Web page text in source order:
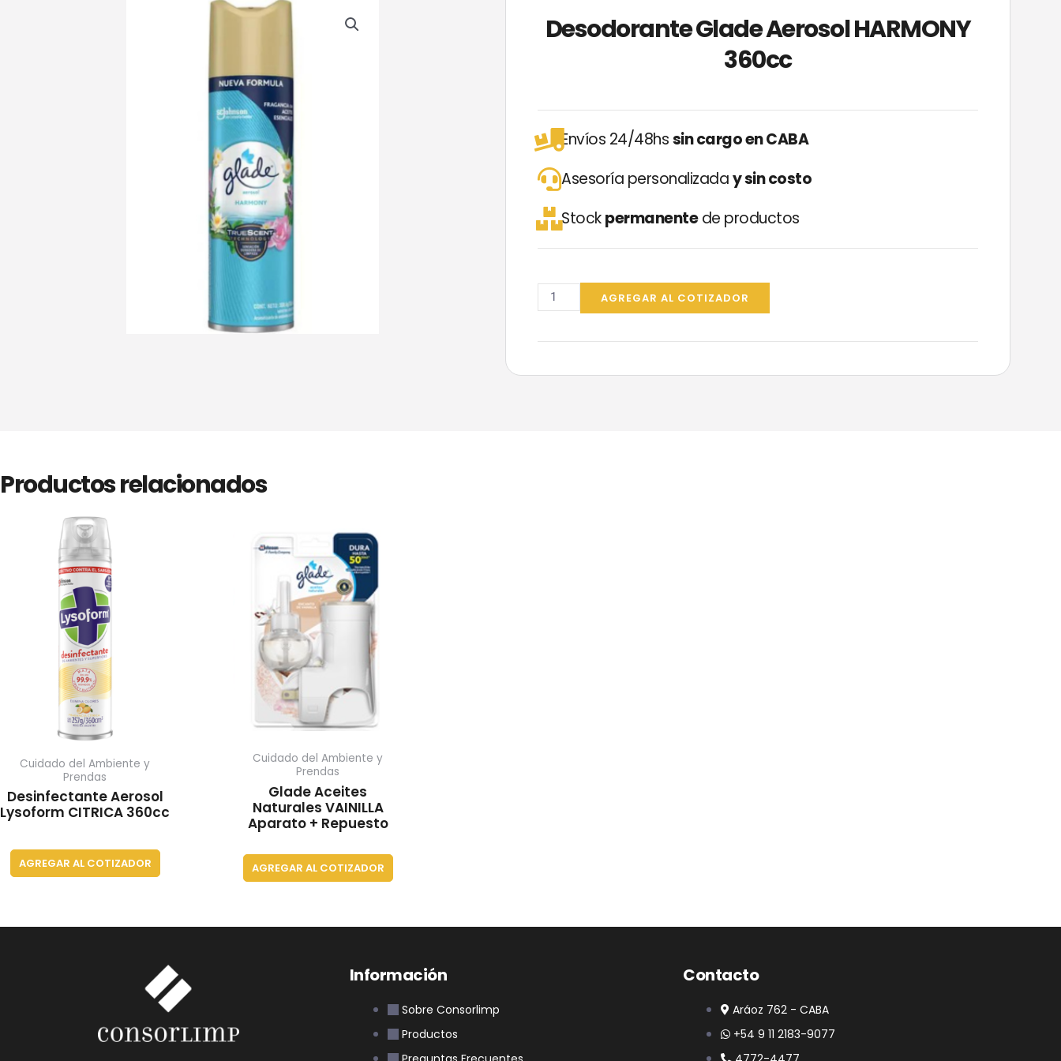
Desodorante Glade Aerosol HARMONY
360cc
Envíos 24/48hssin cargo en CABA
Asesoría personalizaday sin costo
Stockpermanentede productos
Glade
Aerosol
AGREGAR AL COTIZADOR
Productos relacionados
Cuidado del Ambiente y
Prendas
Desinfectante Aerosol
Lysoform CITRICA 360cc
AGREGAR AL COTIZADOR
Cuidado del Ambiente y
Prendas
Glade Aceites
Naturales VAINILLA
Aparato + Repuesto
AGREGAR AL COTIZADOR
Información
Sobre Consorlimp
Productos
Contacto
Aráoz 762 - CABA
+54 9 11 2183-9077